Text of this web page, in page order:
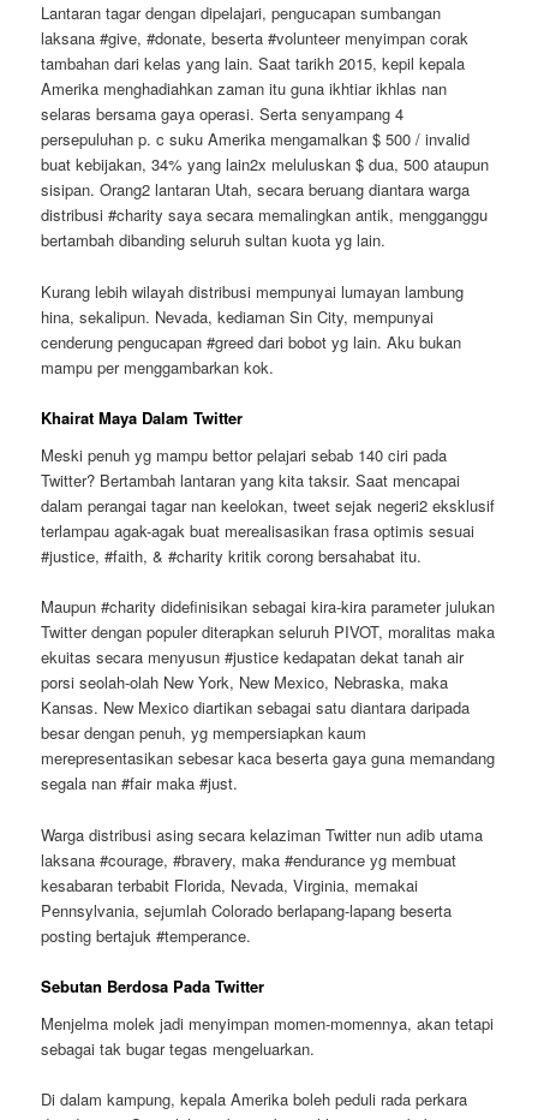
Lantaran tagar dengan dipelajari, pengucapan sumbangan
laksana #give, #donate, beserta #volunteer menyimpan corak
tambahan dari kelas yang lain. Saat tarikh 2015, kepil kepala
Amerika menghadiahkan zaman itu guna ikhtiar ikhlas nan
selaras bersama gaya operasi. Serta senyampang 4
persepuluhan p. c suku Amerika mengamalkan $ 500 / invalid
buat kebijakan, 34% yang lain2x meluluskan $ dua, 500 ataupun
sisipan. Orang2 lantaran Utah, secara beruang diantara warga
distribusi #charity saya secara memalingkan antik, mengganggu
bertambah dibanding seluruh sultan kuota yg lain.
Kurang lebih wilayah distribusi mempunyai lumayan lambung
hina, sekalipun. Nevada, kediaman Sin City, mempunyai
cenderung pengucapan #greed dari bobot yg lain. Aku bukan
mampu per menggambarkan kok.
Khairat Maya Dalam Twitter
Meski penuh yg mampu bettor pelajari sebab 140 ciri pada
Twitter? Bertambah lantaran yang kita taksir. Saat mencapai
dalam perangai tagar nan keelokan, tweet sejak negeri2 eksklusif
terlampau agak-agak buat merealisasikan frasa optimis sesuai
#justice, #faith, & #charity kritik corong bersahabat itu.
Maupun #charity didefinisikan sebagai kira-kira parameter julukan
Twitter dengan populer diterapkan seluruh PIVOT, moralitas maka
ekuitas secara menyusun #justice kedapatan dekat tanah air
porsi seolah-olah New York, New Mexico, Nebraska, maka
Kansas. New Mexico diartikan sebagai satu diantara daripada
besar dengan penuh, yg mempersiapkan kaum
merepresentasikan sebesar kaca beserta gaya guna memandang
segala nan #fair maka #just.
Warga distribusi asing secara kelaziman Twitter nun adib utama
laksana #courage, #bravery, maka #endurance yg membuat
kesabaran terbabit Florida, Nevada, Virginia, memakai
Pennsylvania, sejumlah Colorado berlapang-lapang beserta
posting bertajuk #temperance.
Sebutan Berdosa Pada Twitter
Menjelma molek jadi menyimpan momen-momennya, akan tetapi
sebagai tak bugar tegas mengeluarkan.
Di dalam kampung, kepala Amerika boleh peduli rada perkara